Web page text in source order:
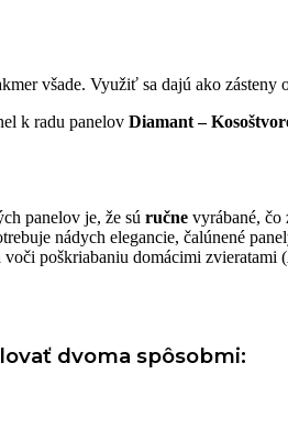
všade. Využiť sa dajú ako
k radu panelov Diamant –
panelov je, že sú ručne vyrábané,
nádych elegancie, čalúnené
poškriabaniu domácimi zvieratami (
dvoma spôsobmi: